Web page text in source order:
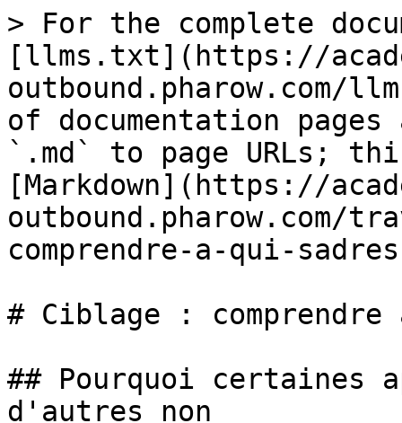
> For the complete
[llms.txt](https://
outbound.pharow.com/
of documentation
`.md` to page URLs;
[Markdown](https://
comprendre-a-qui-
# Ciblage :
## Pourquoi certaines
d'autres non